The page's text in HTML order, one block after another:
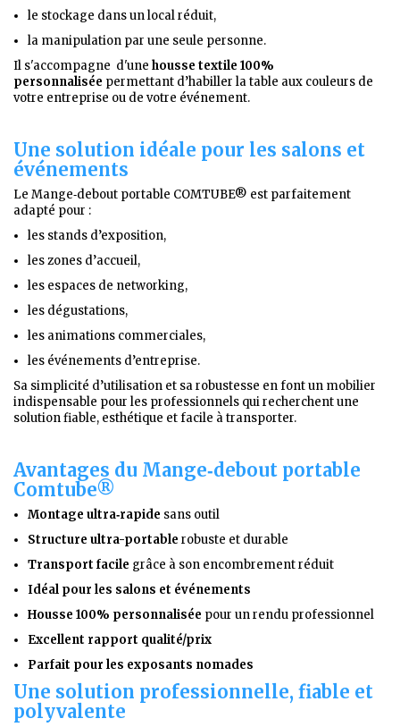
le stockage dans un local réduit,
la manipulation par une seule personne.
Il s'accompagne d'une housse textile 100%
personnalisée permettant d’habiller la table aux couleurs de
votre entreprise ou de votre événement.
Une solution idéale pour les salons et
événements
Le Mange‑debout portable COMTUBE® est parfaitement
adapté pour :
les stands d’exposition,
les zones d’accueil,
les espaces de networking,
les dégustations,
les animations commerciales,
les événements d’entreprise.
Sa simplicité d’utilisation et sa robustesse en font un mobilier
indispensable pour les professionnels qui recherchent une
solution fiable, esthétique et facile à transporter.
Avantages du Mange‑debout portable
Comtube®
Montage ultra‑rapide sans outil
Structure ultra-portable robuste et durable
Transport facile grâce à son encombrement réduit
Idéal pour les salons et événements
Housse 100% personnalisée pour un rendu professionnel
Excellent rapport qualité/prix
Parfait pour les exposants nomades
Une solution professionnelle, fiable et
polyvalente